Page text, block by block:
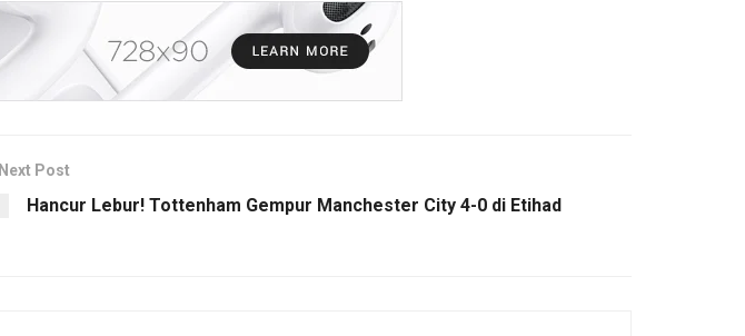
Next Post
Hancur Lebur! Tottenham Gempur Manchester City 4-0 di Etihad